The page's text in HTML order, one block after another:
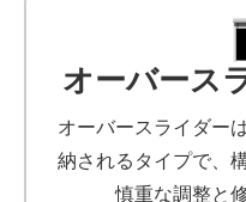
オーバース
オーバースライダー
納されるタイプで、
慎重な調整と